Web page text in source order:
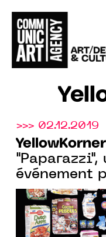
>>> 02.12.2019
YellowKorner
événement
et Pascal
février